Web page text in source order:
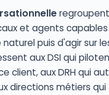
et agents
puis d'agir sur
aux DSI qui
client, aux DRH qui
directions métiers